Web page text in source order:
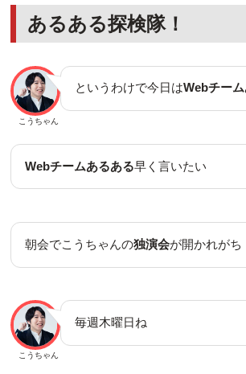
あるある探検隊！
こうちゃん
というわけで今日はWebチー
Webチームあるある早く言いたい
朝会でこうちゃんの独演会が開かれがち
こうちゃん
毎週木曜日ね